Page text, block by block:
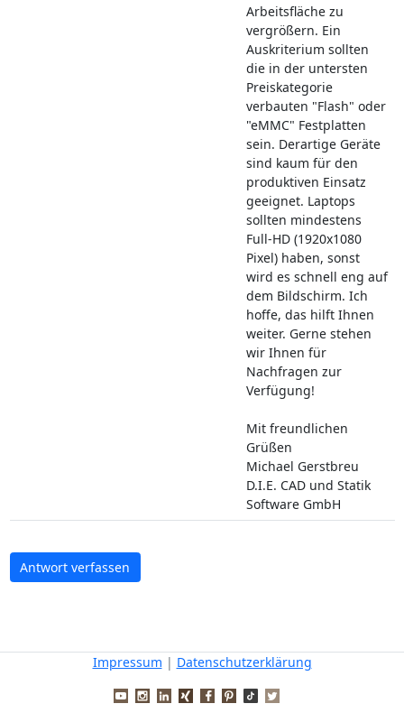
Arbeitsfläche zu
vergrößern. Ein
Auskriterium sollten
die in der untersten
Preiskategorie
verbauten "Flash" oder
"eMMC" Festplatten
sein. Derartige Geräte
sind kaum für den
produktiven Einsatz
geeignet. Laptops
sollten mindestens
Full-HD (1920x1080
Pixel) haben, sonst
wird es schnell eng auf
dem Bildschirm. Ich
hoffe, das hilft Ihnen
weiter. Gerne stehen
wir Ihnen für
Nachfragen zur
Verfügung!
Mit freundlichen
Grüßen
Michael Gerstbreu
D.I.E. CAD und Statik
Software GmbH
Antwort verfassen
Impressum | Datenschutzerklärung